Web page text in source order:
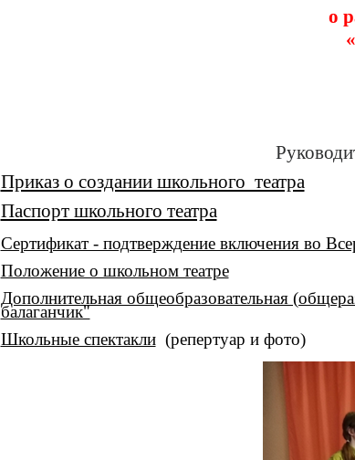
о
Приказ о создании школьного театра
Паспорт школьного театра
Сертификат - подтверждение включения во
Положение о школьном театре
Дополнительная общеобразовательная
балаганчик"
Школьные спектакли(репертуар и фото)